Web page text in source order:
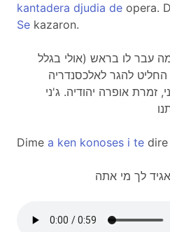
kantadera djudia de opera.
Se kazaron.
לא ידוע מה עבר לו בראש (אולי בגלל
הכלכלי של 1929), החליט להגר לאלכסנדריה
זמרת אופרה יהודיה. ג'ני
Dime a ken konoses i te dire